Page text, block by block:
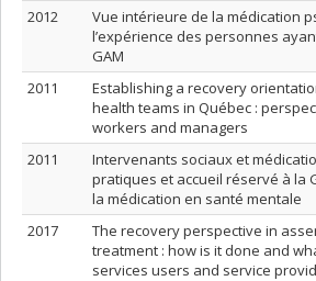
2012
Vue intérieure de la médication
l’expérience des personnes
GAM
2011
Establishing a recovery
health teams in Québec :
workers and managers
2011
Intervenants sociaux et
pratiques et accueil réservé à la
la médication en santé mentale
2017
The recovery perspective in
treatment : how is it done and
services users and service